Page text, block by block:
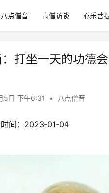
八点僧音 高僧访谈 心乐菩
打坐一天的功德
5日 下午6:31 • 八点僧音
时间：2023-01-04